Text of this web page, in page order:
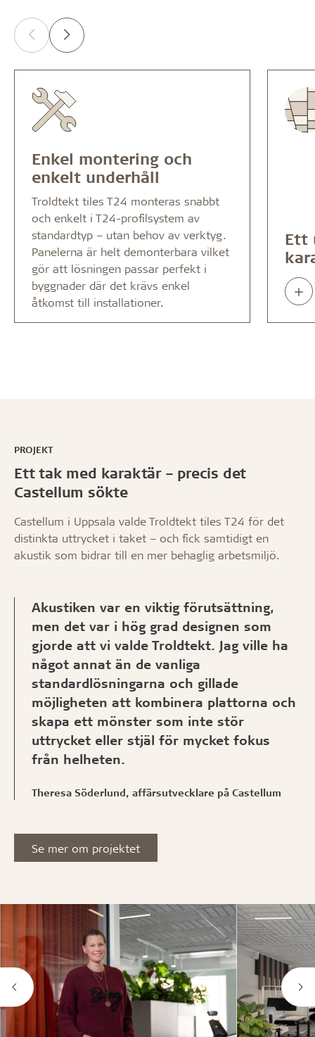
Enkel montering och
enkelt underhåll
Troldtekt tiles T24 monteras snabbt
och enkelt i T24-profilsystem av
standardtyp – utan behov av verktyg.
Panelerna är helt demonterbara vilket
gör att lösningen passar perfekt i
byggnader där det krävs enkel
åtkomst till installationer.
Ett
PROJEKT
Ett tak med karaktär – precis det
Castellum sökte
Castellum i Uppsala valde Troldtekt tiles T24 för det
distinkta uttrycket i taket – och fick samtidigt en
akustik som bidrar till en mer behaglig arbetsmiljö.
Akustiken var en viktig förutsättning,
men det var i hög grad designen som
gjorde att vi valde Troldtekt. Jag ville ha
något annat än de vanliga
standardlösningarna och gillade
möjligheten att kombinera plattorna och
skapa ett mönster som inte stör
uttrycket eller stjäl för mycket fokus
från helheten.
Theresa Söderlund, affärsutvecklare på Castellum
Se mer om projektet